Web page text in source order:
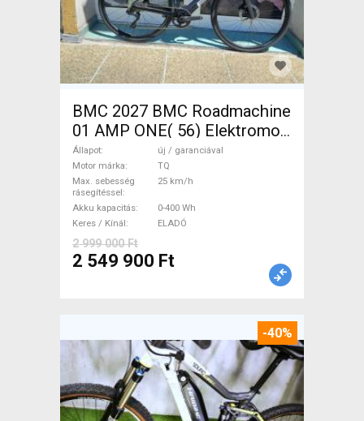
BMC 2027 BMC Roadmachine
01 AMP ONE( 56) Elektromos
Országúti / Gravel TQ új /
garanciával ELADÓ
Állapot
új / garanciával
Motor márka
TQ
Max. sebesség
rásegítéssel
25 km/h
Akku kapacitás
0-400 Wh
Keres / Kínál
ELADÓ
2 999 000 Ft
2 549 900 Ft
-40%